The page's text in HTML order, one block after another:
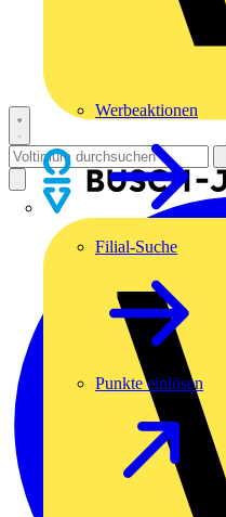
Werbeaktionen
Filial-Suche
Punkte einlösen